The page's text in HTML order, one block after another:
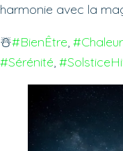
harmonie avec la
☃️#BienÊtre, #Chaleur
#Sérénité,